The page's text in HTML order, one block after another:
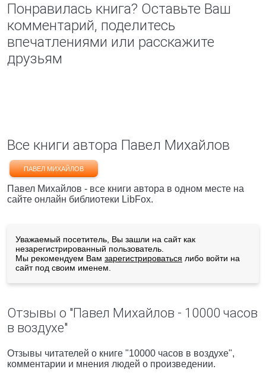
Понравилась книга? Оставьте Ваш
комментарий, поделитесь
впечатлениями или расскажите
друзьям
Все книги автора Павел Михайлов
ПАВЕЛ МИХАЙЛОВ
Павел Михайлов - все книги автора в одном месте на
сайте онлайн библиотеки LibFox.
Уважаемый посетитель, Вы зашли на сайт как
незарегистрированный пользователь.
Мы рекомендуем Вам зарегистрироваться либо войти на
сайт под своим именем.
Отзывы о "Павел Михайлов - 10000 часов
в воздухе"
Отзывы читателей о книге "10000 часов в воздухе",
комментарии и мнения людей о произведении.